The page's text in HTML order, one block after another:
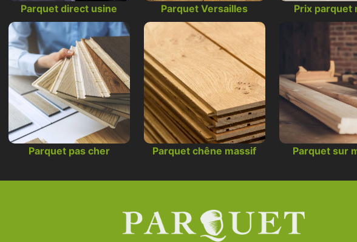
Parquet direct usine Parquet Versailles Prix parquet
Parquet pas cher Parquet chêne massif Parquet sur